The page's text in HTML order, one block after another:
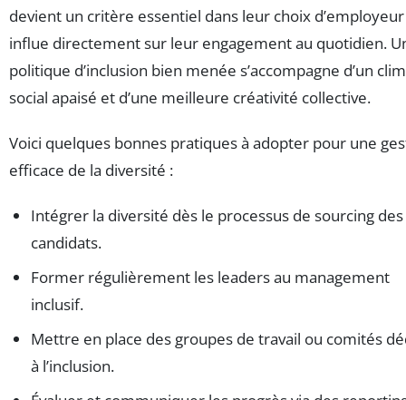
devient un critère essentiel dans leur choix
influe directement sur leur engagement au quotidien.
politique d’inclusion bien menée s’accompagne d’un
social apaisé et d’une meilleure créativité collective.
Voici quelques bonnes pratiques à adopter pour une
efficace de la diversité :
Intégrer la diversité dès le processus de sourcing des
candidats.
Former régulièrement les leaders au management
inclusif.
Mettre en place des groupes de travail ou comités
à l’inclusion.